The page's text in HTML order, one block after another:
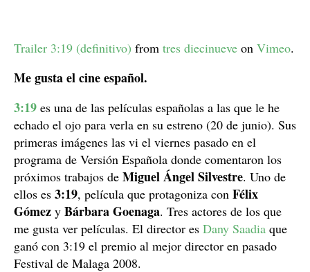
Trailer 3:19 (definitivo) from tres diecinueve on Vimeo.
Me gusta el cine español.
3:19 es una de las películas españolas a las que le he
echado el ojo para verla en su estreno (20 de junio). Sus
primeras imágenes las vi el viernes pasado en el
programa de Versión Española donde comentaron los
próximos trabajos de Miguel Ángel Silvestre. Uno de
ellos es 3:19, película que protagoniza con Félix
Gómez y Bárbara Goenaga. Tres actores de los que
me gusta ver películas. El director es Dany Saadia que
ganó con 3:19 el premio al mejor director en pasado
Festival de Malaga 2008.